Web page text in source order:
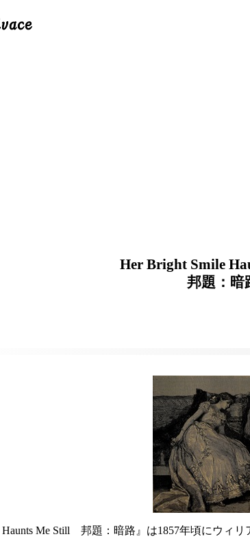
Her Bright Smile
邦題：暗
Haunts Me Still 邦題：暗路』は1857年頃にウィ